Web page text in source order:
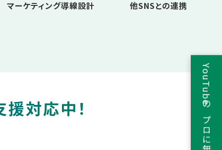
マーケティング導線設計 他SNSとの連携
対応中！ YouTubeのプロに無料相談